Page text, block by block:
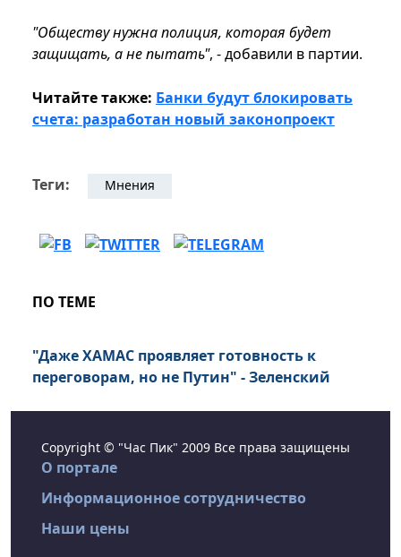
"Обществу нужна полиция, которая будет
защищать, а не пытать", - добавили в партии.
Читайте также: Банки будут блокировать
счета: разработан новый законопроект
Теги: Мнения
ПО ТЕМЕ
"Даже ХАМАС проявляет готовность к
переговорам, но не Путин" - Зеленский
Copyright © "Час Пик" 2009 Все права защищены
О портале
Информационное сотрудничество
Наши цены